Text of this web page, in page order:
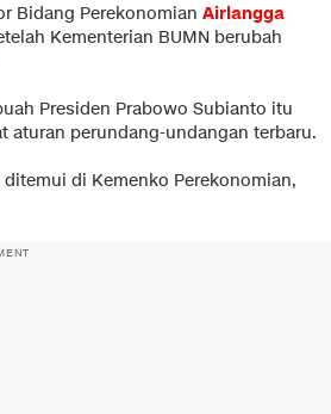
Bidang Perekonomian Airlangga
Kementerian BUMN berubah
Presiden Prabowo Subianto itu
aturan perundang-undangan terbaru.
di Kemenko Perekonomian,